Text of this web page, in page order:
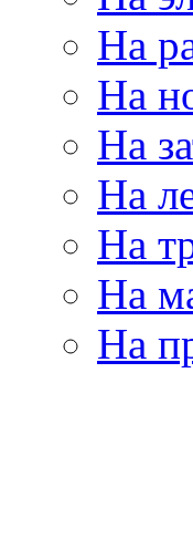
На
На
На
На
На
На
На